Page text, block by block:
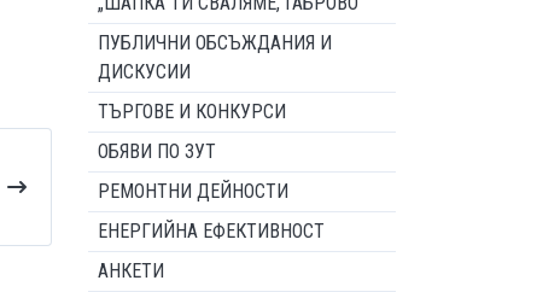
ПУБЛИЧНИ ОБСЪЖДАНИЯ И
ДИСКУСИИ
ТЪРГОВЕ И КОНКУРСИ
ОБЯВИ ПО ЗУТ
РЕМОНТНИ ДЕЙНОСТИ
ЕНЕРГИЙНА ЕФЕКТИВНОСТ
АНКЕТИ